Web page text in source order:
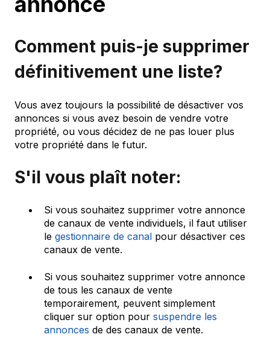
Comment puis-je supprimer
définitivement une liste?
Vous avez toujours la possibilité de désactiver vos
annonces si vous avez besoin de vendre votre
propriété, ou vous décidez de ne pas louer plus
votre propriété dans le futur.
S'il vous plaît noter:
Si vous souhaitez supprimer votre annonce
de canaux de vente individuels, il faut utiliser
le gestionnaire de canal pour désactiver ces
canaux de vente.
Si vous souhaitez supprimer votre annonce
de tous les canaux de vente
temporairement, peuvent simplement
cliquer sur option pour suspendre les
annonces de des canaux de vente.